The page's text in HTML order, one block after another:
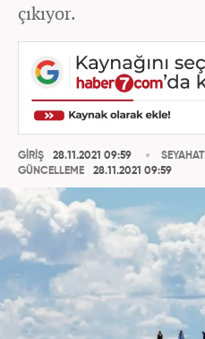
çıkıyor.
GİRİŞ
28.11.2021 09:59
GÜNCELLEME
28.11.2021 09:59
SEYAHAT